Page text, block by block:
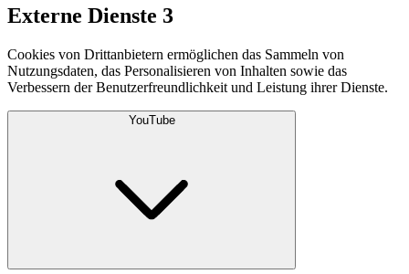
Externe Dienste 3
Cookies von Drittanbietern ermöglichen das Sammeln von
Nutzungsdaten, das Personalisieren von Inhalten sowie das
Verbessern der Benutzerfreundlichkeit und Leistung ihrer Dienste.
YouTube